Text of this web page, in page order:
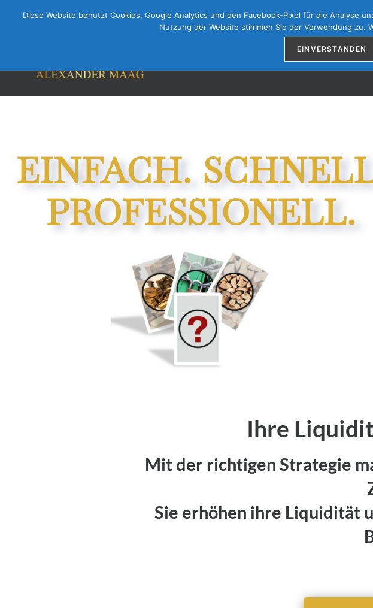
EINFACH.
PROFESSIONELL.
Ihre
Mit der richtigen Strategie
Sie erhöhen ihre Liquidität
Diese Website benutzt Cookies, Google Analytics und den Facebook-Pixel für die Analyse
Nutzung der Website stimmen Sie der Verwendung zu.
EINVERSTANDEN